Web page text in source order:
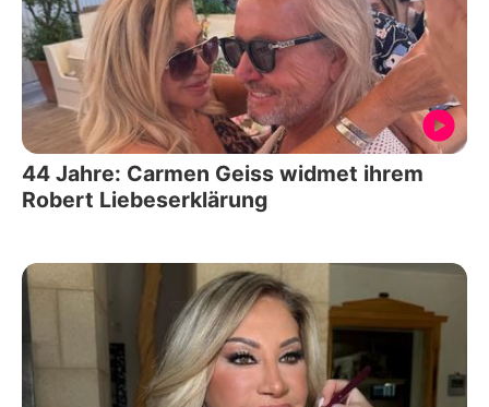
44 Jahre: Carmen Geiss widmet ihrem
Robert Liebeserklärung